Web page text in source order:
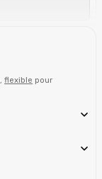
flexible pour